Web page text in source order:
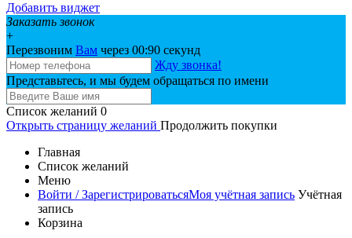
Добавить виджет
Заказать звонок
+
Перезвоним Вам через 00:90 секунд
Жду звонка!
Представьтесь, и мы будем обращаться по имени
Список желаний 0
Открыть страницу желаний Продолжить покупки
Главная
Список желаний
Меню
Войти / ЗарегистрироватьсяМоя учётная запись Учётная
запись
Корзина